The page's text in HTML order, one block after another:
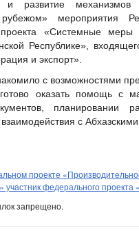
и развитие механизмов
мероприятия
«Системные меры
Республике»,
и экспорт».
с возможностями
оказать помощь с
планировании
с Абхазскими
проекте
федерального проекта
запрещено.